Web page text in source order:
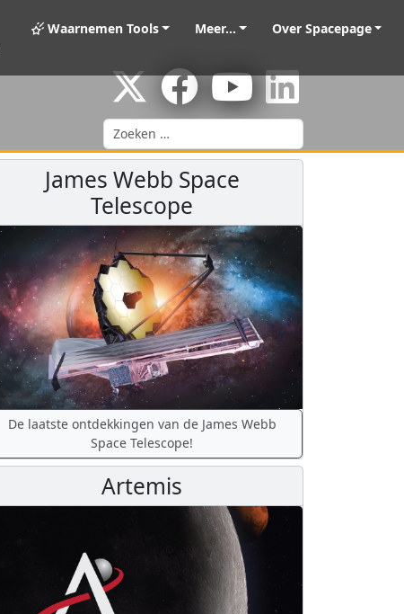
Waarnemen Tools Meer... Over Spacepage
Zoeken
James Webb Space
Telescope
De laatste ontdekkingen van de James Webb
Space Telescope!
Artemis